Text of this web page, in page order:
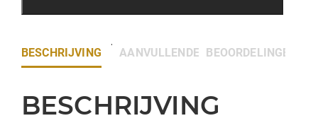
BESCHRIJVING AANVULLENDE INFORMATIE
BEOORDELINGEN (0)
BESCHRIJVING